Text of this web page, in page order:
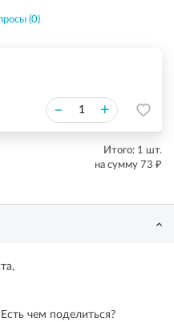
(0)
– +
Итого: 1 шт.
на сумму 73 ₽
чем поделиться?